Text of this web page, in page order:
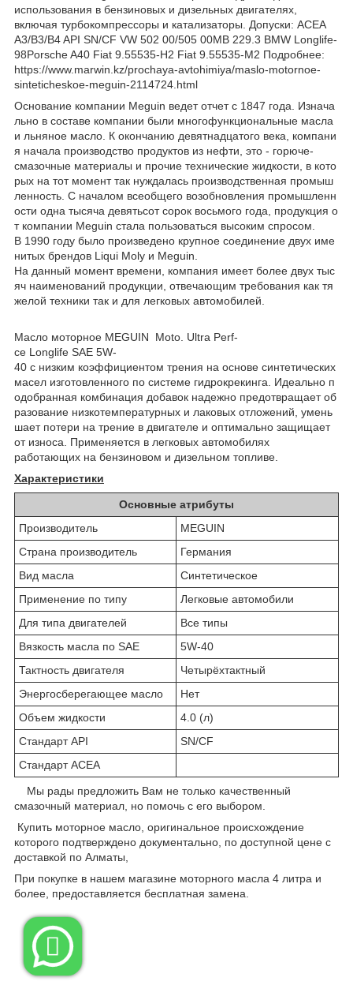
использования в бензиновых и дизельных двигателях,
включая турбокомпрессоры и катализаторы. Допуски: ACEA
A3/B3/B4 API SN/CF VW 502 00/505 00MB 229.3 BMW Longlife-
98Porsche A40 Fiat 9.55535-H2 Fiat 9.55535-M2 Подробнее:
https://www.marwin.kz/prochaya-avtohimiya/maslo-motornoe-
sinteticheskoe-meguin-2114724.html
Основание компании Meguin ведет отчет с 1847 года. Изнача
льно в составе компании были многофункциональные масла
и льняное масло. К окончанию девятнадцатого века, компани
я начала производство продуктов из нефти, это - горюче-
смазочные материалы и прочие технические жидкости, в кото
рых на тот момент так нуждалась производственная промыш
ленность. С началом всеобщего возобновления промышленн
ости одна тысяча девятьсот сорок восьмого года, продукция о
т компании Meguin стала пользоваться высоким спросом.
В 1990 году было произведено крупное соединение двух име
нитых брендов Liqui Moly и Meguin.
На данный момент времени, компания имеет более двух тыс
яч наименований продукции, отвечающим требования как тя
желой техники так и для легковых автомобилей.
Масло моторное MEGUIN Moto. Ultra Perf-
ce Longlife SAE 5W-
40 с низким коэффициентом трения на основе синтетических
масел изготовленного по системе гидрокрекинга. Идеально п
одобранная комбинация добавок надежно предотвращает об
разование низкотемпературных и лаковых отложений, умень
шает потери на трение в двигателе и оптимально защищает
от износа. Применяется в легковых автомобилях
работающих на бензиновом и дизельном топливе.
Характеристики
Основные атрибуты
Производитель
MEGUIN
Страна производитель
Германия
Вид масла
Синтетическое
Применение по типу
Легковые автомобили
Для типа двигателей
Все типы
Вязкость масла по SAE
5W-40
Тактность двигателя
Четырёхтактный
Энергосберегающее масло
Нет
Объем жидкости
4.0 (л)
Стандарт API
SN/CF
Стандарт ACEA
Мы рады предложить Вам не только качественный
смазочный материал, но помочь с его выбором.
Купить моторное масло, оригинальное происхождение
которого подтверждено документально, по доступной цене с
доставкой по Алматы,
При покупке в нашем магазине моторного масла 4 литра и
более, предоставляется бесплатная замена.
